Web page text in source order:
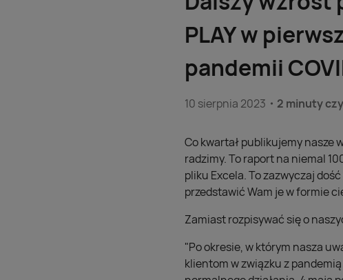
PLAY w
pandemii
10 sierpnia 2023 2 minuty
Co kwartał publikujemy nasze
radzimy. To raport na niemal
pliku Excela. To zazwyczaj
przedstawić Wam je w formie
Zamiast rozpisywać się o
"Po okresie, w którym nasza
klientom w związku z